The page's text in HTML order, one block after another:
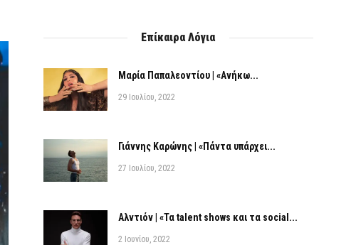
Επίκαιρα Λόγια
Μαρία Παπαλεοντίου | «Ανήκω...
29 Ιουλίου, 2022
Γιάννης Καρώνης | «Πάντα υπάρχει...
27 Ιουλίου, 2022
Αλντιόν | «Τα talent shows και τα social...
2 Ιουνίου, 2022